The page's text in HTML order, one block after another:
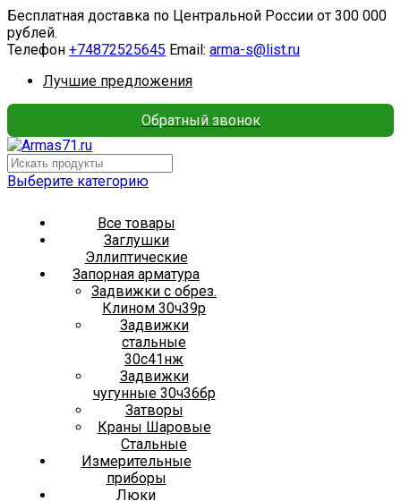
Бесплатная доставка по Центральной России от 300 000
рублей.
Телефон +74872525645 Email: arma-s@list.ru
Лучшие предложения
Обратный звонок
Выберите категорию
Все товары
Заглушки
Эллиптические
Запорная арматура
Задвижки с обрез.
Клином 30ч39р
Задвижки
стальные
30с41нж
Задвижки
чугунные 30ч36бр
Затворы
Краны Шаровые
Стальные
Измерительные
приборы
Люки